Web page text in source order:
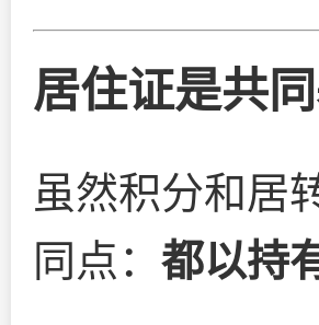
居住证是共
虽然积分和居
同点： 都以持